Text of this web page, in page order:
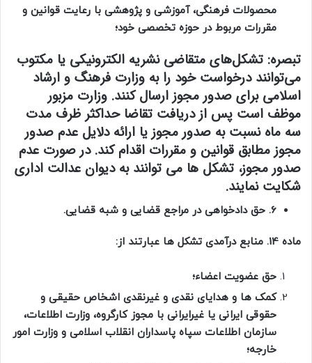
محصولات فرهنگی، آموزشی و پژوهشی با رعایت قوانین و
مقررات مربوط در حوزه تخصصی خود؛
تبصره: تشکل‌های متقاضی نشریه الکترونیکی یا مکتوب
می‌توانند درخواست خود را به وزارت فرهنگ و ارشاد
اسلامی برای صدور مجوز ارسال کنند. وزارت مزبور
موظف است پس از دریافت تقاضا حداکثر ظرف مدت
سه ماه نسبت به صدور مجوز یا ارائه دلایل عدم صدور
مجوز مطابق قوانین و مقررات اقدام کند. در صورت عدم
صدور مجوز، تشکل ها می توانند به دیوان عدالت اداری
شکایت نمایند.
6. حق دادخواهی در مراجع قضایی و شبه قضایی‌.
ماده 14. منابع درآمدی تشکل ها عبارتند از:
حق عضویت اعضاء؛
کمک ها و هدایای نقدی و غیرنقدی اشخاص حقیقی و
حقوقی ایرانی یا غیرایرانی با مجوز کارگروه، وزارت اطلاعات،
سازمان اطلاعات سپاه پاسداران انقلاب اسلامی و وزارت امور
خارجه؛